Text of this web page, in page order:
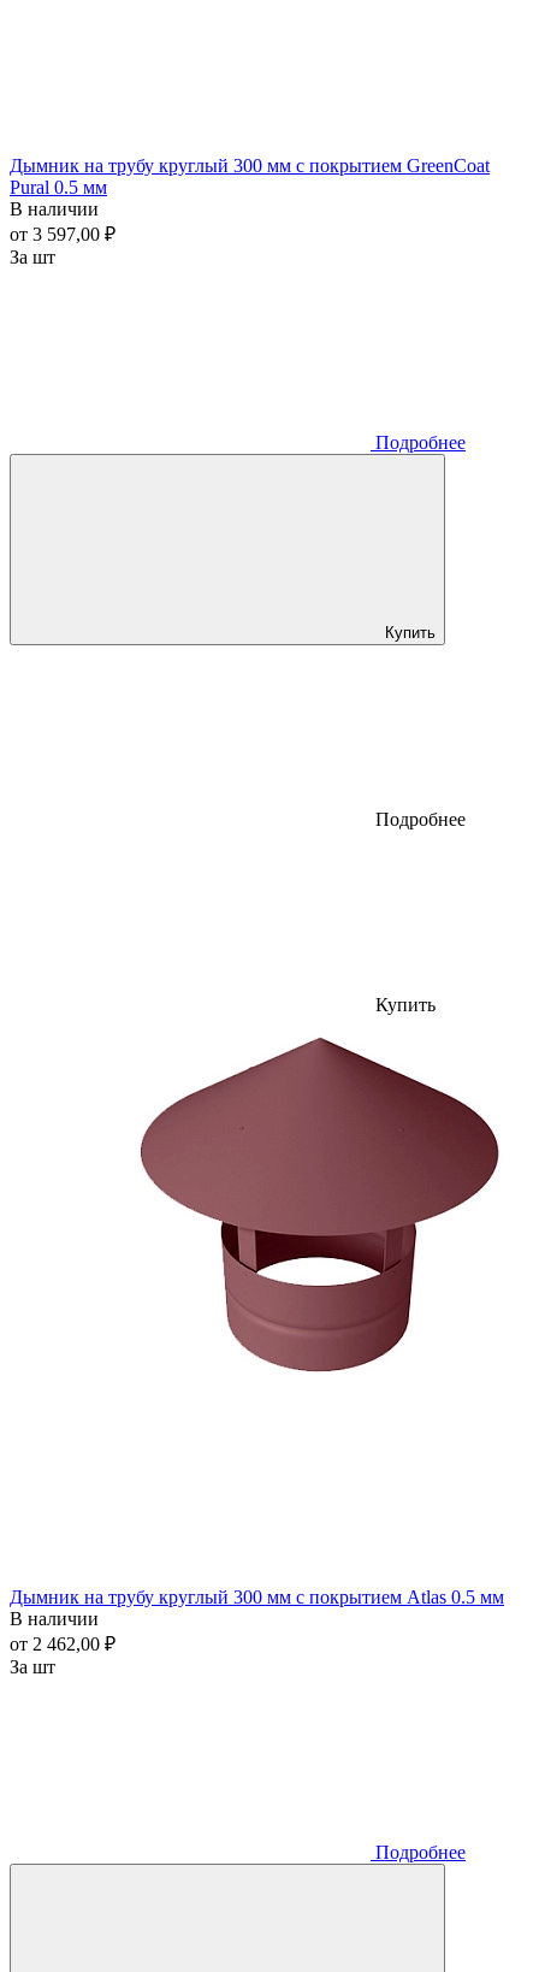
Дымник на трубу круглый 300 мм с покрытием GreenСoat
Pural 0.5 мм
В наличии
от 3 597,00 ₽
За шт
Подробнее
Купить
Подробнее
Купить
Дымник на трубу круглый 300 мм с покрытием Atlas 0.5 мм
В наличии
от 2 462,00 ₽
За шт
Подробнее